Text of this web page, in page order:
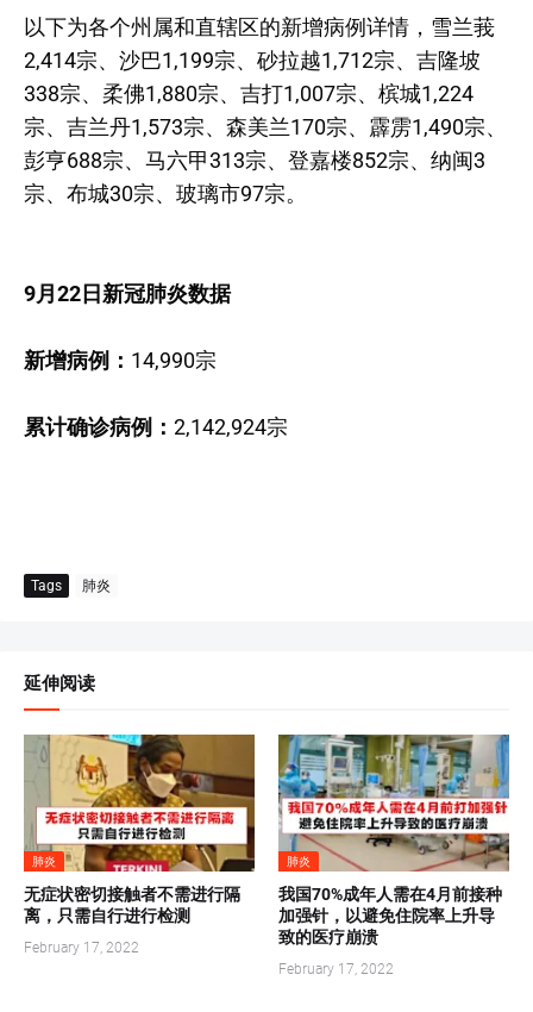
以下为各个州属和直辖区的新增病例详情，雪兰莪
2,414宗、沙巴1,199宗、砂拉越1,712宗、吉隆坡
338宗、柔佛1,880宗、吉打1,007宗、槟城1,224
宗、吉兰丹1,573宗、森美兰170宗、霹雳1,490宗、
彭亨688宗、马六甲313宗、登嘉楼852宗、纳闽3
宗、布城30宗、玻璃市97宗。
9月22日新冠肺炎数据
新增病例： 14,990宗
累计确诊病例： 2,142,924宗
Tags 肺炎
延伸阅读
肺炎
无症状密切接触者不需进行隔
离，只需自行进行检测
February 17, 2022
肺炎
我国70%成年人需在4月前接种
加强针，以避免住院率上升导
致的医疗崩溃
February 17, 2022